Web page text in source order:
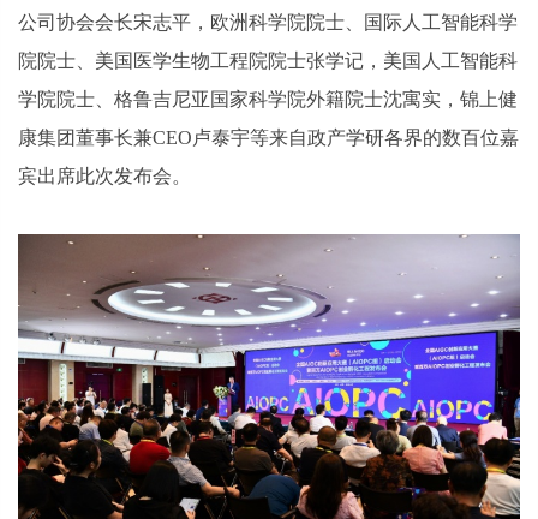
公司协会会长宋志平，欧洲科学院院士、国际人工智能科学
院院士、美国医学生物工程院院士张学记，美国人工智能科
学院院士、格鲁吉尼亚国家科学院外籍院士沈寓实，锦上健
康集团董事长兼CEO卢泰宇等来自政产学研各界的数百位嘉
宾出席此次发布会。